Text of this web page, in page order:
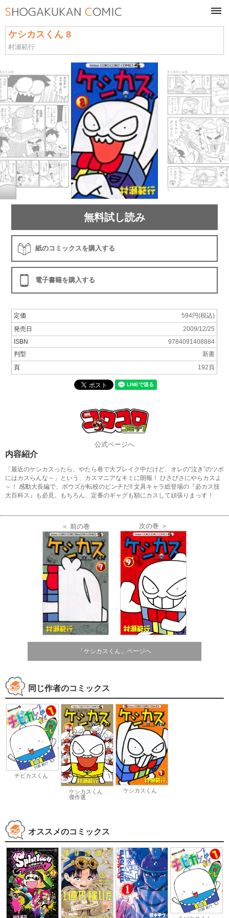
ケシカスくん 8
村瀬範行
無料試し読み
紙のコミックスを購入する
電子書籍を購入する
定価
594円(税込)
発売日
2009/12/25
ISBN
9784091408884
判型
新書
頁
192頁
公式ページへ
内容紹介
「最近のケシカスったら、やたら巷で大ブレイク中だけど、オレの“泣き”のツボ
にはカスらんな～」という、カスマニアなキミに朗報！ ひさびさにやらカスよ
～！ 感動大長編で、ボウズが転校のピンチだ!! 文具キャラ総登場の『必カス技
大百科ス』も必見。もちろん、定番のギャグも額にカスして頑張りまっす！
＜ 前の巻 次の巻 ＞
「ケシカスくん」ページへ
同じ作者のコミックス
チビカスくん
ケシカスくん
傑作選
ケシカスくん
オススメのコミックス